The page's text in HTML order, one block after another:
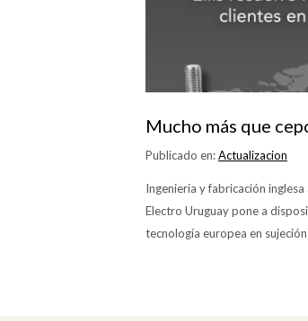
Mucho más que
Publicado en:Actualizacion
Ingeniería y fabricación
Electro Uruguay pone a
tecnología europea en